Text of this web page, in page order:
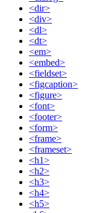
<dir>
<div>
<dl>
<dt>
<em>
<embed>
<fieldset>
<figcaption>
<figure>
<font>
<footer>
<form>
<frame>
<frameset>
<h1>
<h2>
<h3>
<h4>
<h5>